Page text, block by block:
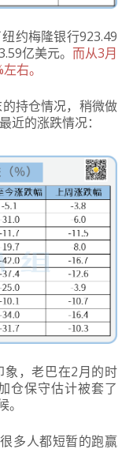
约梅隆银行923.49
亿美元。 而从3月
右。
持仓情况，稍微做
近的涨跌情况：
，老巴在2月的时
仓保守估计被套了
多人都短暂的跑赢